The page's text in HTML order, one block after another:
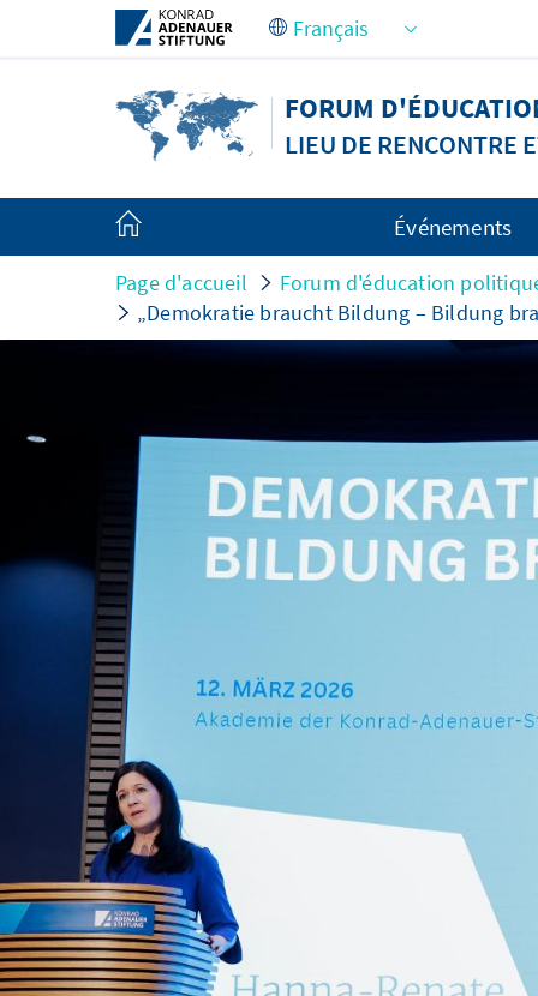
Saut au contenu principal
FORUM
LIEU DE RENCONTRE
Événements
Page d'accueil
Forum d'éducation
„Demokratie braucht Bildung – Bildung